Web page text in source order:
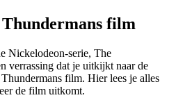
film
Nickelodeon-serie, The
verrassing dat je uitkijkt naar de
film. Hier lees je alles
de film uitkomt.